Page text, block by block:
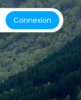
Connexion